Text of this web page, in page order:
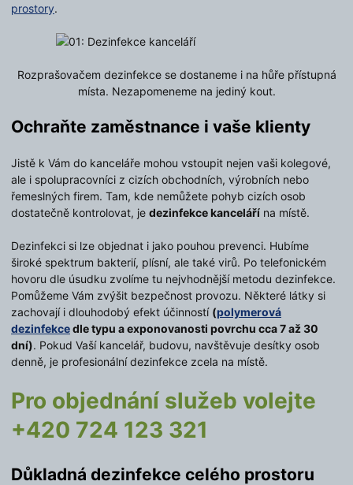
prostory.
Rozprašovačem dezinfekce se dostaneme i na hůře přístupná
místa. Nezapomeneme na jediný kout.
Ochraňte zaměstnance i vaše klienty
Jistě k Vám do kanceláře mohou vstoupit nejen vaši kolegové,
ale i spolupracovníci z cizích obchodních, výrobních nebo
řemeslných firem. Tam, kde nemůžete pohyb cizích osob
dostatečně kontrolovat, je dezinfekce kanceláří na místě.
Dezinfekci si lze objednat i jako pouhou prevenci. Hubíme
široké spektrum bakterií, plísní, ale také virů. Po telefonickém
hovoru dle úsudku zvolíme tu nejvhodnější metodu dezinfekce.
Pomůžeme Vám zvýšit bezpečnost provozu. Některé látky si
zachovají i dlouhodobý efekt účinností (polymerová
dezinfekcedle typu a exponovanosti povrchu cca 7 až 30
dní). Pokud Vaší kancelář, budovu, navštěvuje desítky osob
denně, je profesionální dezinfekce zcela na místě.
Pro objednání služeb volejte
+420 724 123 321
Důkladná dezinfekce celého prostoru